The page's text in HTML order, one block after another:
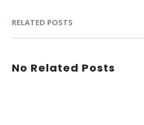
RELATED POSTS
No Related Posts